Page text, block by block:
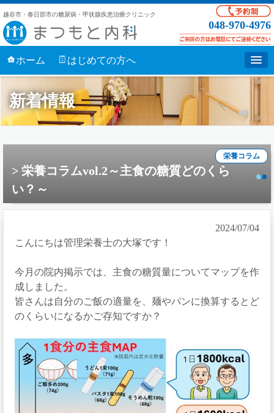
越谷市・春日部市の糖尿病・甲状腺疾患治療クリニック
048-970-4976
ホーム はじめての方へ
新着情報
栄養コラム
栄養コラムvol.2～主食の糖質どのくら
い？～
2024/07/04
こんにちは管理栄養士の大塚です！
今月の院内掲示では、主食の糖質量についてマップを作
成しました。
皆さんは自分のご飯の適量を、麺やパンに換算するとど
のくらいになるかご存知ですか？